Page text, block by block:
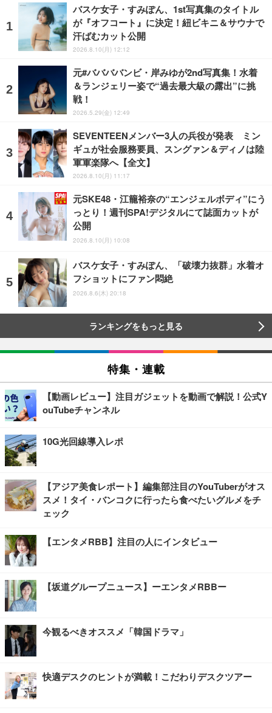
バスケ女子・すみぽん、1st写真集のタイトル
が『オフコート』に決定！紐ビキニ＆サウナで
汗ばむカット公開
2026.8.10(月) 12:12
元#ババババンビ・岸みゆが2nd写真集！水着
＆ランジェリー姿で“過去最大級の露出”に挑
戦！
2026.5.29(金) 12:49
SEVENTEENメンバー3人の兵役が発表 ミン
ギュが社会服務要員、スングァン＆ディノは陸
軍軍楽隊へ【全文】
2026.8.10(月) 11:17
元SKE48・江籠裕奈の“エンジェルボディ”にう
っとり！週刊SPA!デジタルにて誌面カットが
公開
2026.8.10(月) 10:08
バスケ女子・すみぽん、「破壊力抜群」水着オ
フショットにファン悶絶
2026.8.6(木) 20:18
ランキングをもっと見る
特集・連載
【動画レビュー】注目ガジェットを動画で解説！公式Y
ouTubeチャンネル
10G光回線導入レポ
【アジア美食レポート】編集部注目のYouTuberがオス
スメ！タイ・バンコクに行ったら食べたいグルメをチ
ェック
【エンタメRBB】注目の人にインタビュー
【坂道グループニュース】ーエンタメRBBー
今観るべきオススメ「韓国ドラマ」
快適デスクのヒントが満載！こだわりデスクツアー